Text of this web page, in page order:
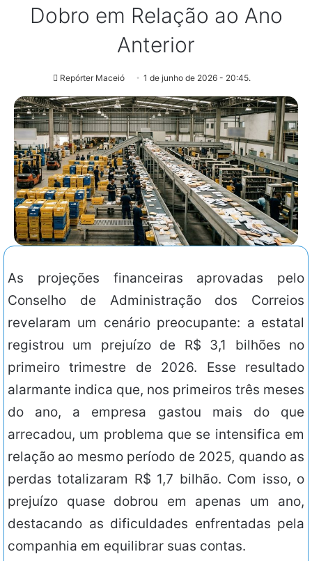
Dobro em Relação ao Ano
Anterior
Repórter Maceió 1 de junho de 2026 - 20:45.
As projeções financeiras aprovadas pelo
Conselho de Administração dos Correios
revelaram um cenário preocupante: a estatal
registrou um prejuízo de R$ 3,1 bilhões no
primeiro trimestre de 2026. Esse resultado
alarmante indica que, nos primeiros três meses
do ano, a empresa gastou mais do que
arrecadou, um problema que se intensifica em
relação ao mesmo período de 2025, quando as
perdas totalizaram R$ 1,7 bilhão. Com isso, o
prejuízo quase dobrou em apenas um ano,
destacando as dificuldades enfrentadas pela
companhia em equilibrar suas contas.